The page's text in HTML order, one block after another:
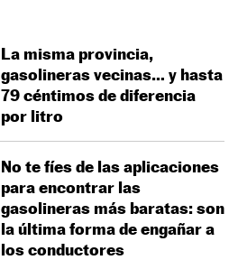
La misma provincia,
gasolineras vecinas… y hasta
79 céntimos de diferencia
por litro
No te fíes de las aplicaciones
para encontrar las
gasolineras más baratas: son
la última forma de engañar a
los conductores